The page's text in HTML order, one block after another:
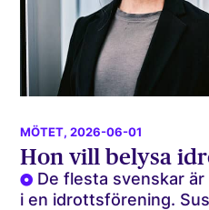
MÖTET, 2026-06-01
Hon vill belysa
De flesta svenskar
i en idrottsförening.